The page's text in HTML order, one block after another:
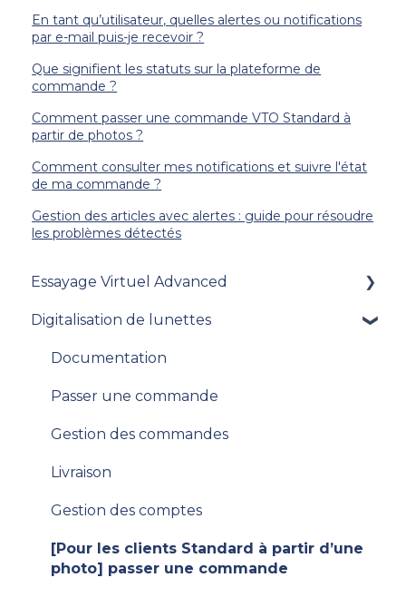
En tant qu’utilisateur, quelles alertes ou notifications
par e-mail puis-je recevoir ?
Que signifient les statuts sur la plateforme de
commande ?
Comment passer une commande VTO Standard à
partir de photos ?
Comment consulter mes notifications et suivre l'état
de ma commande ?
Gestion des articles avec alertes : guide pour résoudre
les problèmes détectés
Essayage Virtuel Advanced
[Clients VTO Advanced existants] Migration
Digitalisation de lunettes
Documentation
Passer une commande
Gestion des commandes
Livraison
Gestion des comptes
[Pour les clients Standard à partir d’une
photo] passer une commande